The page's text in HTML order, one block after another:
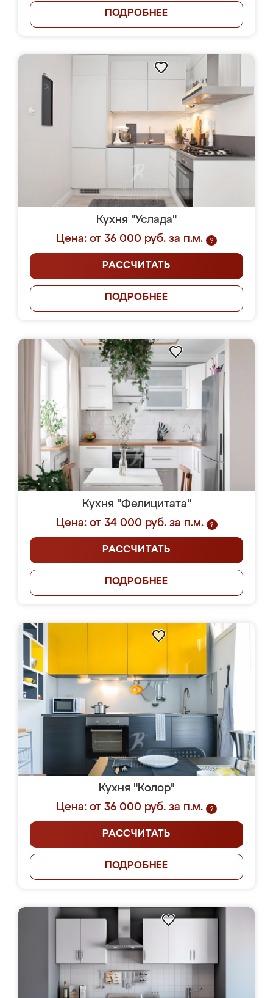
ПОДРОБНЕЕ
Кухня "Услада"
Цена: от 36 000 руб. за п.м.
?
РАССЧИТАТЬ
ПОДРОБНЕЕ
Кухня "Фелицитата"
Цена: от 34 000 руб. за п.м.
?
РАССЧИТАТЬ
ПОДРОБНЕЕ
Кухня "Колор"
Цена: от 36 000 руб. за п.м.
?
РАССЧИТАТЬ
ПОДРОБНЕЕ